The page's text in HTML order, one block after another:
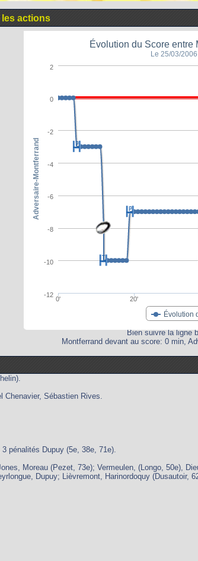
les actions
Évolution du Score entre
Le 25/03/
Évolution
0' 20'
-12
-10
-8
-6
-4
-2
0
2
Adversaire-Montferrand
Bien suivre la ligne
Montferrand devant au score: 0 min,
Chenavier, Sébastien Rives.
pénalités Dupuy (5e, 38e, 71e).
Moreau (Pezet, 73e); Vermeulen, (Longo, 50e),
Dupuy; Lièvremont, Harinordoquy